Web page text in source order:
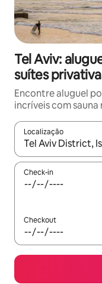
Tel Aviv:
suítes
Encontre aluguel
incríveis com sauna
Localização
Quando os
Check-in
Checkout